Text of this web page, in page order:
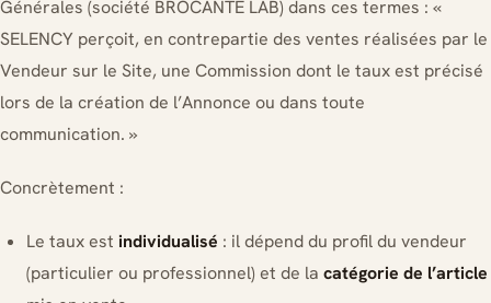
Générales (société BROCANTE LAB) dans ces termes : «
SELENCY perçoit, en contrepartie des ventes réalisées par le
Vendeur sur le Site, une Commission dont le taux est précisé
lors de la création de l’Annonce ou dans toute
communication. »
Concrètement :
Le taux est individualisé : il dépend du profil du vendeur
(particulier ou professionnel) et de la catégorie de l’article